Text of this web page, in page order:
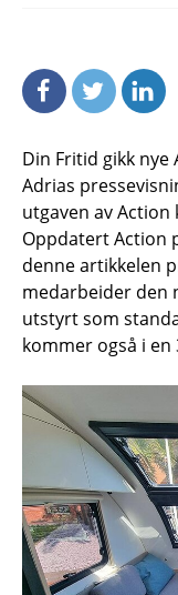
Din Fritid gikk
Adrias
utgaven av
Oppdatert Action
denne artikkelen
medarbeider den
utstyrt som
kommer også i en